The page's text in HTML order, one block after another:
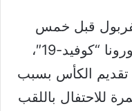
قبل خمس
سنوات، قد جاء خلال جائحة كورونا “كوفيد-19″،
تقديم الكأس بسبب
للاحتفال باللقب